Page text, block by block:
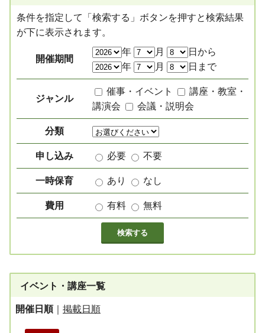
条件を指定して「検索する」ボタンを押すと検索結果
が下に表示されます。
開催期間
年 月
日から
年
月 日まで
ジャンル
催事・イベント
講座・教室・
講演会
会議・説明会
分類
申し込み 必要 不要
一時保育 あり なし
費用 有料 無料
イベント・講座一覧
開催日順｜ 掲載日順